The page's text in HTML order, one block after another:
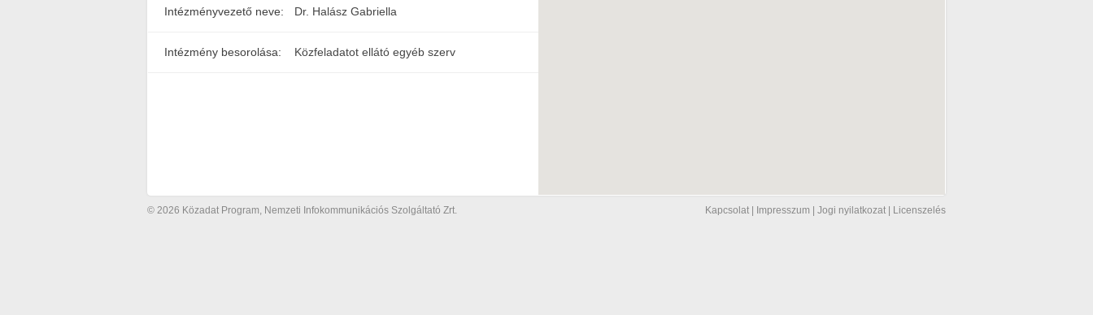
Intézményvezető neve: Dr. Halász Gabriella
Intézmény besorolása: Közfeladatot ellátó egyéb szerv
© 2026 Közadat Program, Nemzeti Infokommunikációs Szolgáltató Zrt. Kapcsolat Impresszum Jogi nyilatkozat Licenszelés